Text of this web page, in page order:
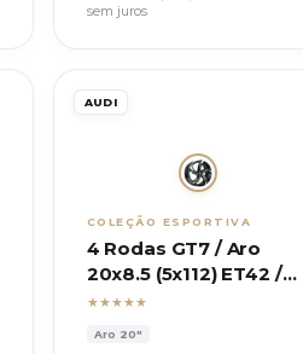
sem juros
AUDI
COLEÇÃO ESPORTIVA
4 Rodas GT7 / Aro
20x8.5 (5x112) ET42 /
Modelo SQ8
★★★★★
Aro 20"